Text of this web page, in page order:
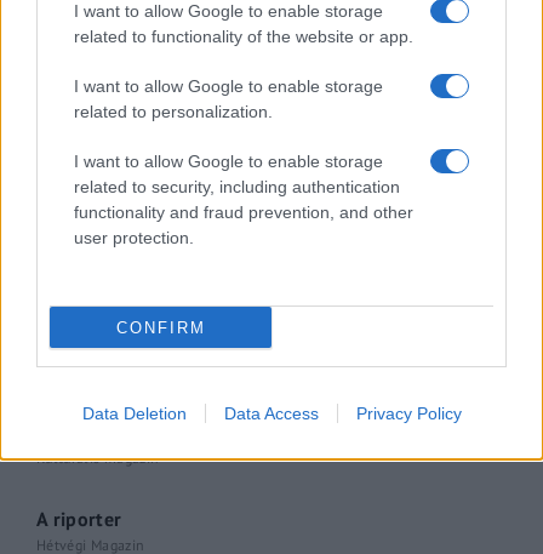
I want to allow Google to enable storage
related to functionality of the website or app.
I want to allow Google to enable storage
related to personalization.
I want to allow Google to enable storage
related to security, including authentication
functionality and fraud prevention, and other
user protection.
CONFIRM
Data Deletion Data Access Privacy Policy
Küzdőtér
talk-show
Hópelyhek olvadása
Gerilla Bár
Esti hírshow
Pesti riporter
Közéleti esti műsor
Kulturális magazin
A riporter
Hétvégi Magazin